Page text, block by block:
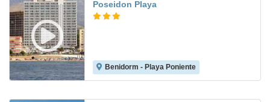
Poseidon Playa
Benidorm - Playa Poniente